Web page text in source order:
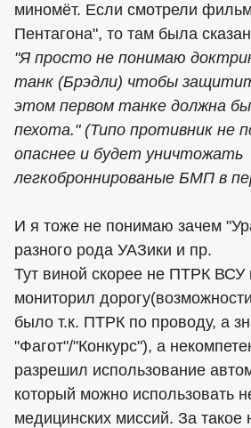
миномёт. Если смотрели
Пентагона", то там была
"Я просто не понимаю
танк (Брэдли) чтобы
этом первом танке должна
пехота." (Типо противник не
опаснее и будет уничтожать
легкоброннированые БМП в
И я тоже не понимаю зачем
разного рода УАЗики и пр.
Тут виной скорее не ПТРК ВСУ
мониторил
было т.к. ПТРК по проводу, а
"Фагот"/"Конкурс"), а
разрешил использование
который можно использовать
медицинских миссий. За такое